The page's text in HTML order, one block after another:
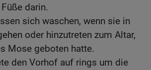
darin.
sich waschen, wenn sie in
oder hinzutreten zum Altar,
Mose geboten hatte.
den Vorhof auf rings um die